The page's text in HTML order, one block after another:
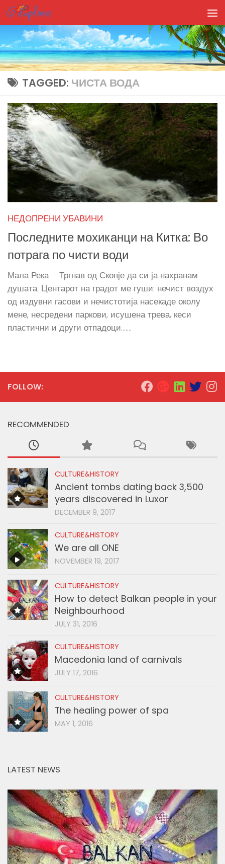
Skip to content
TAGGED: ЧИСТА ВОДА
НЕДОПРЕНИ УБАВИНИ
Последните мохиканци на Китка: Во
потрага по чисти води
Мала Река – Тргнав од Скопје да си ја нахранам
душата. Центарот на градот ме гуши: нечист воздух
од издувни гасови и нечистотија насекаде околу
мене, несредени паркови, исушена трева, кеси
пластични и други отпадоци…....
FOLLOW:
RECOMMENDED
CULTURE&HISTORY
Ancient tombs dating back 3,500
years discovered in Luxor
DECEMBER 9, 2017
CULTURE&HISTORY
We are all ONE
NOVEMBER 19, 2017
CULTURE&HISTORY
How to detect Balkan people in your
Neighbourhood
JULY 31, 2016
CULTURE&HISTORY
Macedonia land of carnivals
JULY 17, 2016
CULTURE&HISTORY
The healing power of spa
MAY 1, 2016
LATEST NEWS